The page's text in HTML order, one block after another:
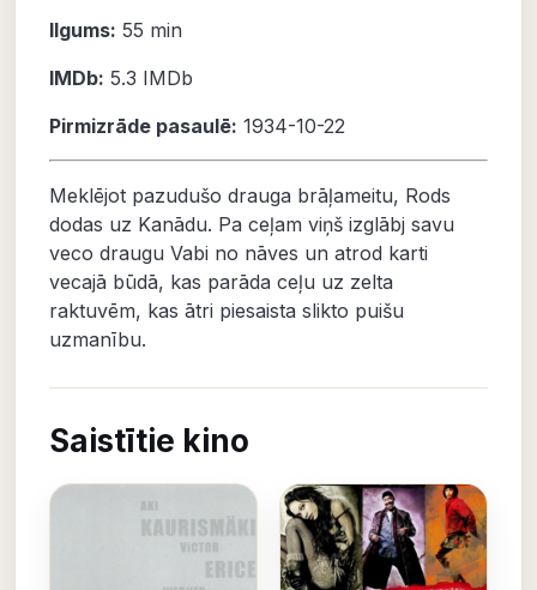
Ilgums: 55 min
IMDb: 5.3 IMDb
Pirmizrāde pasaulē: 1934-10-22
Meklējot pazudušo drauga brāļameitu, Rods
dodas uz Kanādu. Pa ceļam viņš izglābj savu
veco draugu Vabi no nāves un atrod karti
vecajā būdā, kas parāda ceļu uz zelta
raktuvēm, kas ātri piesaista slikto puišu
uzmanību.
Saistītie kino